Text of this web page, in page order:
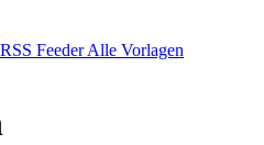
RSS Feeder Alle Vorlagen